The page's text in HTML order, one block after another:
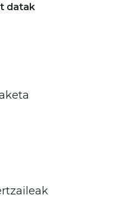
datak